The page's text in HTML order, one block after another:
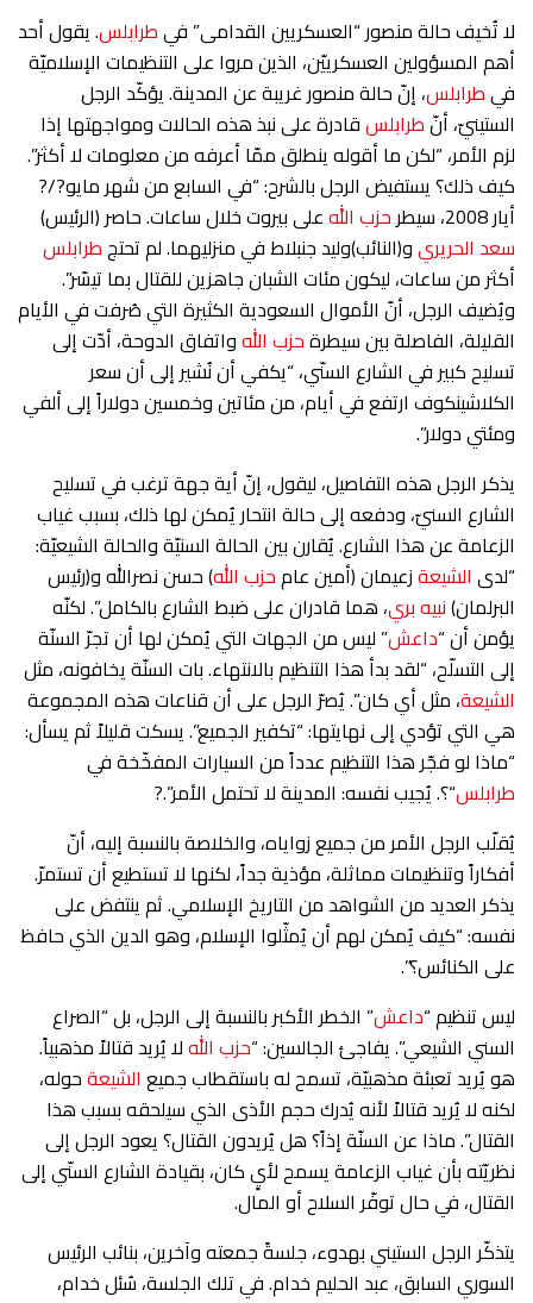
لا تُخيف حالة منصور “العسكريين القدامى” فيطرابلس. يقول أحد
أهم المسؤولين العسكرييّن، الذين مروا على التنظيمات الإسلاميّة
فيطرابلس، إنّ حالة منصور غريبة عن المدينة. يؤكّد الرجل
الستينيّ، أنّطرابلسقادرة على نبذ هذه الحالات ومواجهتها إذا
لزم الأمر، “لكن ما أقوله ينطلق ممّا أعرفه من معلومات لا أكثر”.
كيف ذلك؟ يستفيض الرجل بالشرح: “في السابع من شهر مايو?/?
أيار 2008، سيطر
حزب اللهعلى بيروت خلال ساعات. حاصر (الرئيس)
سعد الحريريو(النائب)وليد جنبلاط في منزليهما. لم تحتجطرابلس
أكثر من ساعات، ليكون مئات الشبان جاهزين للقتال بما تيسّر”.
ويُضيف الرجل، أنّ الأموال السعودية الكثيرة التي صُرفت في الأيام
القليلة، الفاصلة بين سيطرةحزب اللهواتفاق الدوحة، أدّت إلى
تسليح كبير في الشارع السنّي، “يكفي أن نُشير إلى أن سعر
الكلاشينكوف ارتفع في أيام، من مئاتين وخمسين دولاراً إلى ألفي
ومئتي دولار”.
يذكر الرجل هذه التفاصيل، ليقول، إنّ أية جهة ترغب في تسليح
الشارع السنيّ، ودفعه إلى حالة انتحار يُمكن لها ذلك، بسبب غياب
الزعامة عن هذا الشارع. يُقارن بين الحالة السنيّة والحالة الشيعيّة:
“لدى الشيعةزعيمان (أمين عامحزب الله) حسن نصرالله و(رئيس
البرلمان)نبيه بري، هما قادران على ضبط الشارع بالكامل”. لكنّه
يؤمن أن “داعش” ليس من الجهات التي يُمكن لها أن تجرّ السنّة
إلى التسلّح، “لقد بدأ هذا التنظيم بالانتهاء. بات السنّة يخافونه، مثل
الشيعة، مثل أي كان”. يُصرّ الرجل على أن قناعات هذه المجموعة
هي التي تؤدي إلى نهايتها: “تكفير الجميع”. يسكت قليلاً ثم يسأل:
“ماذا لو فجّر هذا التنظيم عدداً من السيارات المفخّخة في
طرابلس“؟. يُجيب نفسه: المدينة لا تحتمل الأمر”.?
يُقلّب الرجل الأمر من جميع زواياه، والخلاصة بالنسبة إليه، أنّ
أفكاراً وتنظيمات مماثلة، مؤذية جداً، لكنها لا تستطيع أن تستمرّ.
يذكر العديد من الشواهد من التاريخ الإسلامي. ثم ينتفض على
نفسه: “كيف يُمكن لهم أن يُمثّلوا الإسلام، وهو الدين الذي حافظ
على الكنائس؟”.
ليس تنظيم “داعش” الخطر الأكبر بالنسبة إلى الرجل، بل “الصراع
السني الشيعي”. يفاجئ الجالسين: “حزب اللهلا يُريد قتالاً مذهبياً.
هو يُريد تعبئة مذهبيّة، تسمح له باستقطاب جميع الشيعةحوله،
لكنه لا يُريد قتالاً لأنه يُدرك حجم الأذى الذي سيلحقه بسبب هذا
القتال”. ماذا عن السنّة إذاً؟ هل يُريدون القتال؟ يعود الرجل إلى
نظريّته بأن غياب الزعامة يسمح لأيٍ كان، بقيادة الشارع السنّي إلى
القتال، في حال توفّر السلاح أو المال.
يتذكّر الرجل الستيني بهدوء، جلسةً جمعته وآخرين، بنائب الرئيس
السوري السابق، عبد الحليم خدام. في تلك الجلسة، سُئل خدام،